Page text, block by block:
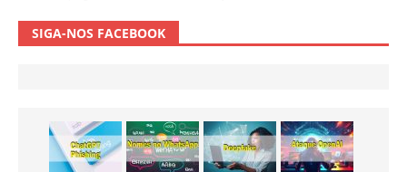
SIGA-NOS FACEBOOK